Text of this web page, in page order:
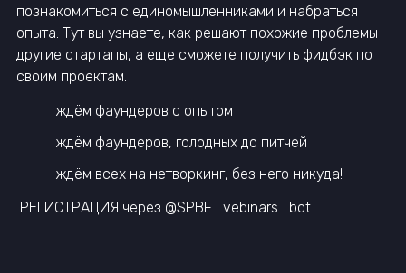
познакомиться с единомышленниками и набраться
опыта. Тут вы узнаете, как решают похожие проблемы
другие стартапы, а еще сможете получить фидбэк по
своим проектам.
ждём фаундеров с опытом
ждём фаундеров, голодных до питчей
ждём всех на нетворкинг, без него никуда!
РЕГИСТРАЦИЯ через @SPBF_vebinars_bot